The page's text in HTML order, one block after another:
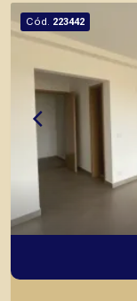
Cód. 223442